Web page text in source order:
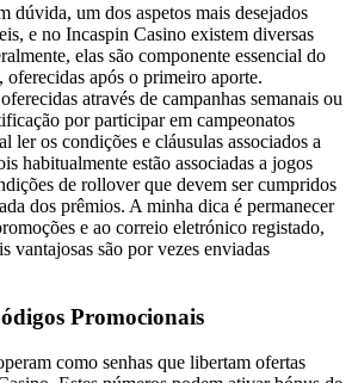
dúvida, um dos aspetos mais desejados
e no Incaspin Casino existem diversas
elas são componente essencial do
oferecidas após o primeiro aporte.
através de campanhas semanais ou
por participar em campeonatos
ler os condições e cláusulas associados a
habitualmente estão associadas a jogos
de rollover que devem ser cumpridos
dos prêmios. A minha dica é permanecer
e ao correio eletrónico registado,
vantajosas são por vezes enviadas
Promocionais
como senhas que libertam ofertas